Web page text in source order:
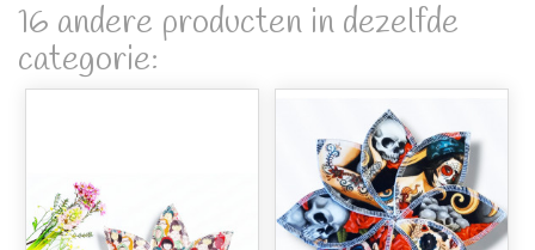
16 andere producten in dezelfde
categorie: